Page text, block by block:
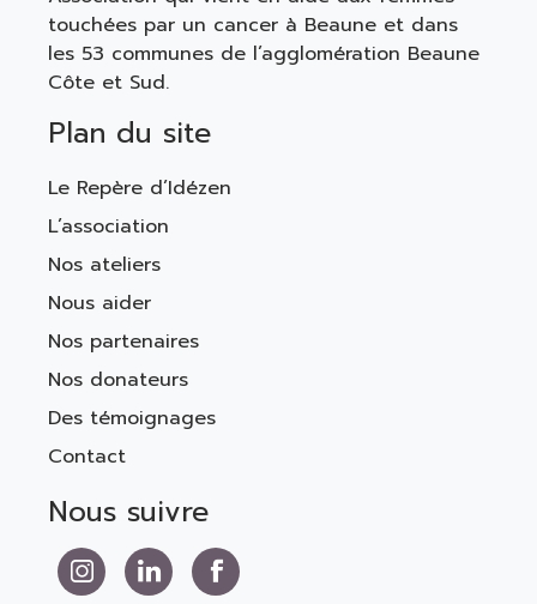
touchées par un cancer à Beaune et dans
les 53 communes de l’agglomération Beaune
Côte et Sud.
Plan du site
Le Repère d’Idézen
L’association
Nos ateliers
Nous aider
Nos partenaires
Nos donateurs
Des témoignages
Contact
Nous suivre
Nous suivre sur Instagram
Nous suivre sur LinkedIn
Nous suivre sur Facebook